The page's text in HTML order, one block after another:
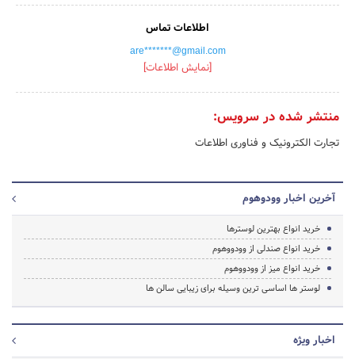
اطلاعات تماس
are*******@gmail.com
[نمایش اطلاعات]
منتشر شده در سرویس:
تجارت الکترونیک و فناوری اطلاعات
آخرین اخبار وودوهوم
خرید انواع بهترین لوسترها
خرید انواع صندلی از وودووهوم
خرید انواع میز از وودووهوم
لوستر ها اساسی ترین وسیله برای زیبایی سالن ها
اخبار ویژه